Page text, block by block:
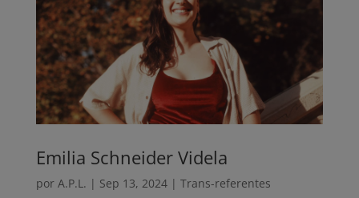
Emilia Schneider Videla
por A.P.L. | Sep 13, 2024| Trans-referentes